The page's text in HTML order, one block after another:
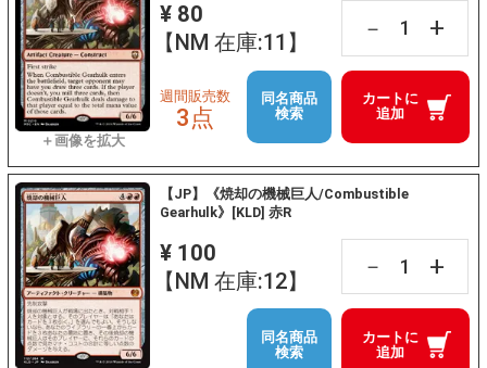
¥ 80
【NM 在庫:11】
－ +
カートに
追加
週間販売数
3点
同名商品
検索
【JP】《焼却の機械巨人/Combustible
Gearhulk》[KLD] 赤R
¥ 100
【NM 在庫:12】
－ +
カートに
追加
同名商品
検索